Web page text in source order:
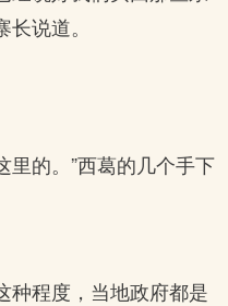
说道。
里的。”西葛的几个手下
种程度，当地政府都是